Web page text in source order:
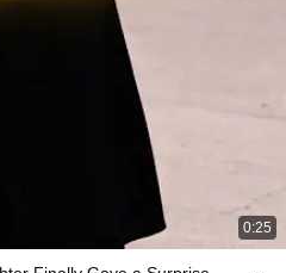
0:25